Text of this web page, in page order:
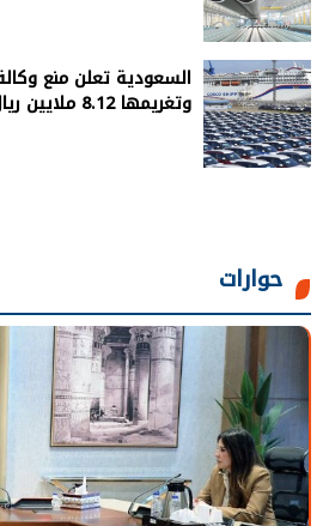
السعودية تعلن منع
وتغريمها 8.12 ملايين ريال
حوارات